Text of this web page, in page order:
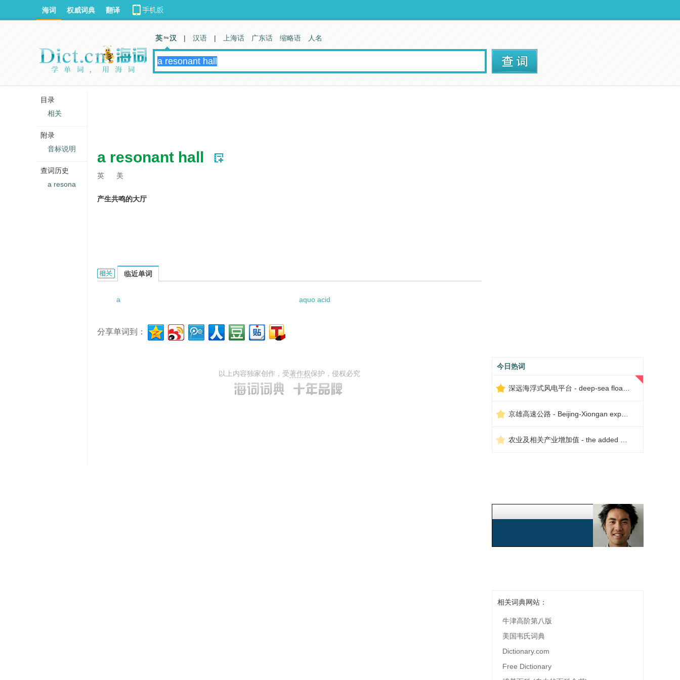
a resonant hall
英 美
产生共鸣的大厅
a resonant hall的相关资料：
临近单词
a aquo acid
分享单词到：
以上内容独家创作，受著作权保护，侵权必究
今日热词
相关词典网站：
牛津高阶第八版
美国韦氏词典
Dictionary.com
Free Dictionary
海词 权威词典 翻译
英 汉 | 汉语 | 上海话 广东话 缩略语 人名
目录
相关
附录
音标说明
查词历史
a resona